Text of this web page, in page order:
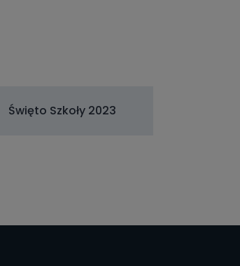
Święto Szkoły 2023